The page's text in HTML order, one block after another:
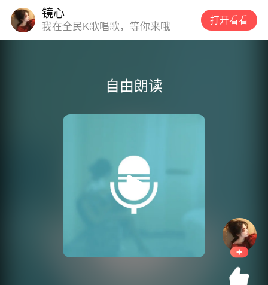
自由朗读
镜心
我在全民K歌唱歌，等你来哦
打开看看